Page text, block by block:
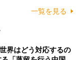
一覧を見る
界はどう対応するの